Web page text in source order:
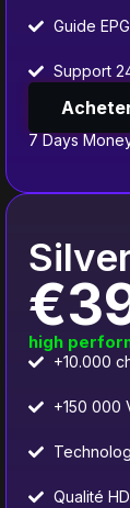
Guide EPG
Support
7 Days
high
+10.000
+150 000
Qualité